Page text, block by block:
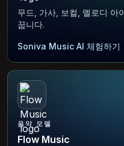
무드, 가사, 보컬, 멜로디 아
꿉니다.
Soniva Music AI 체험하기
음악 모델
Flow Music